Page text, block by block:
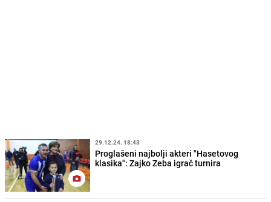
29.12.24. 18:43
Proglašeni najbolji akteri "Hasetovog
klasika": Zajko Zeba igrač turnira